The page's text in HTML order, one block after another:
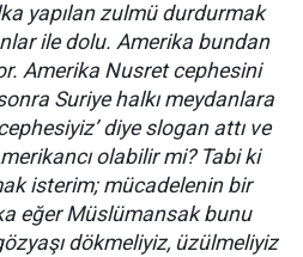
yapılan zulmü durdurmak
ile dolu. Amerika bundan
Amerika Nusret cephesini
Suriye halkı meydanlara
diye slogan attı ve
olabilir mi? Tabi ki
isterim; mücadelenin bir
eğer Müslümansak bunu
dökmeliyiz, üzülmeliyiz